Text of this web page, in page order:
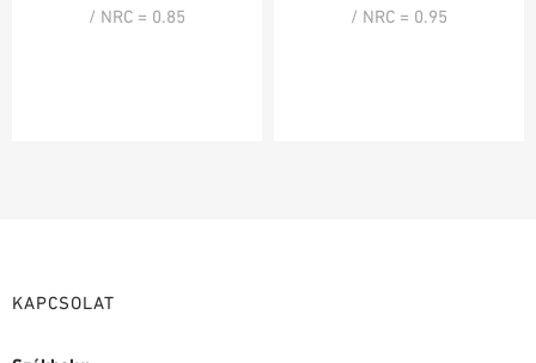
/ NRC = 0.85 / NRC = 0.95
KAPCSOLAT